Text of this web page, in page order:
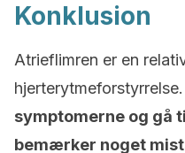
Konklusion
Atrieflimren er en
symptomerne og gå
bemærker noget